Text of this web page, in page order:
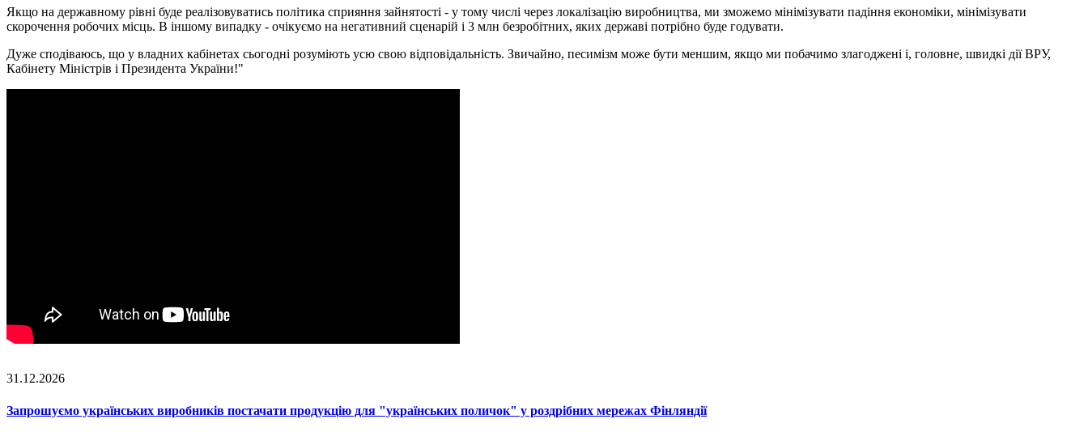
Якщо на державному рівні буде реалізовуватись політика сприяння зайнятості - у тому числі через локалізацію виробництва, ми зможемо мінімізувати падіння економіки, мінімізувати
скорочення робочих місць. В іншому випадку - очікуємо на негативний сценарій і 3 млн безробітних, яких державі потрібно буде годувати.
Дуже сподіваюсь, що у владних кабінетах сьогодні розуміють усю свою відповідальність. Звичайно, песимізм може бути меншим, якщо ми побачимо злагоджені і, головне, швидкі дії ВРУ,
Кабінету Міністрів і Президента України!"
31.12.2026
Запрошуємо українських виробників постачати продукцію для "українських поличок" у роздрібних мережах Фінляндії